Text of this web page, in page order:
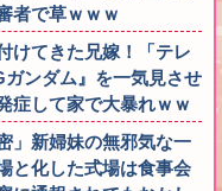
者で草ｗｗｗ
けてきた兄嫁！「テレ
ンダム』を一気見させ
して家で大暴れｗｗ
」新婦妹の無邪気な一
と化した式場は食事会